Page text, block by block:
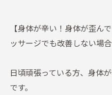
【身体が辛い！身体が歪ん
ッサージでも改善しない場
日頃頑張っている方、身体
です。